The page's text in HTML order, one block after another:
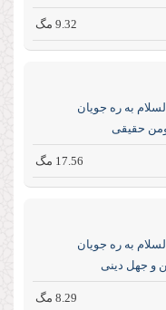
9.32 مگ
به ره جویان
حقیقی
17.56 مگ
به ره جویان
و جهل دینی
8.29 مگ